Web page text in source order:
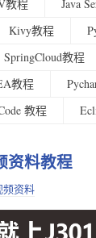
教程 Java
Kivy教程
SpringCloud教程
教程
教程
资料教程
频资料